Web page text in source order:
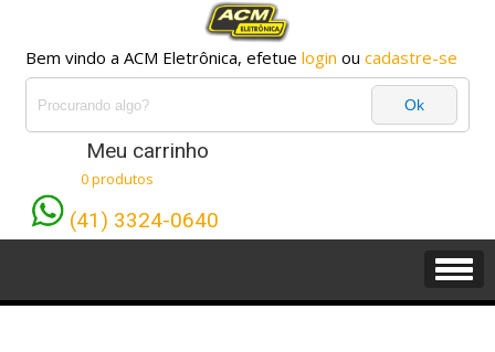
Bem vindo a ACM Eletrônica, efetue login ou cadastre-se
Meu carrinho
0 produtos
(41) 3324-0640